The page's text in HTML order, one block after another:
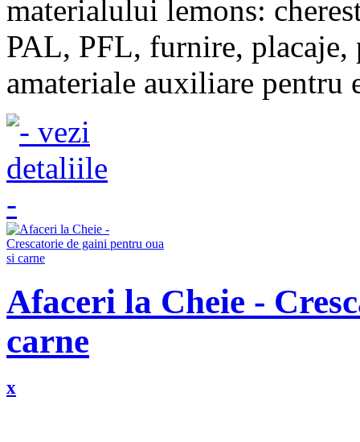
materialului lemons:
PAL, PFL, furnire, placaje,
amateriale auxiliare pentru
Afaceri la Cheie -
carne
x